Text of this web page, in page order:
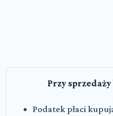
Przy
Podatek płaci